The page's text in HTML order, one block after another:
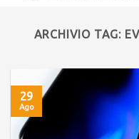
ARCHIVIO TAG:
29
Ago